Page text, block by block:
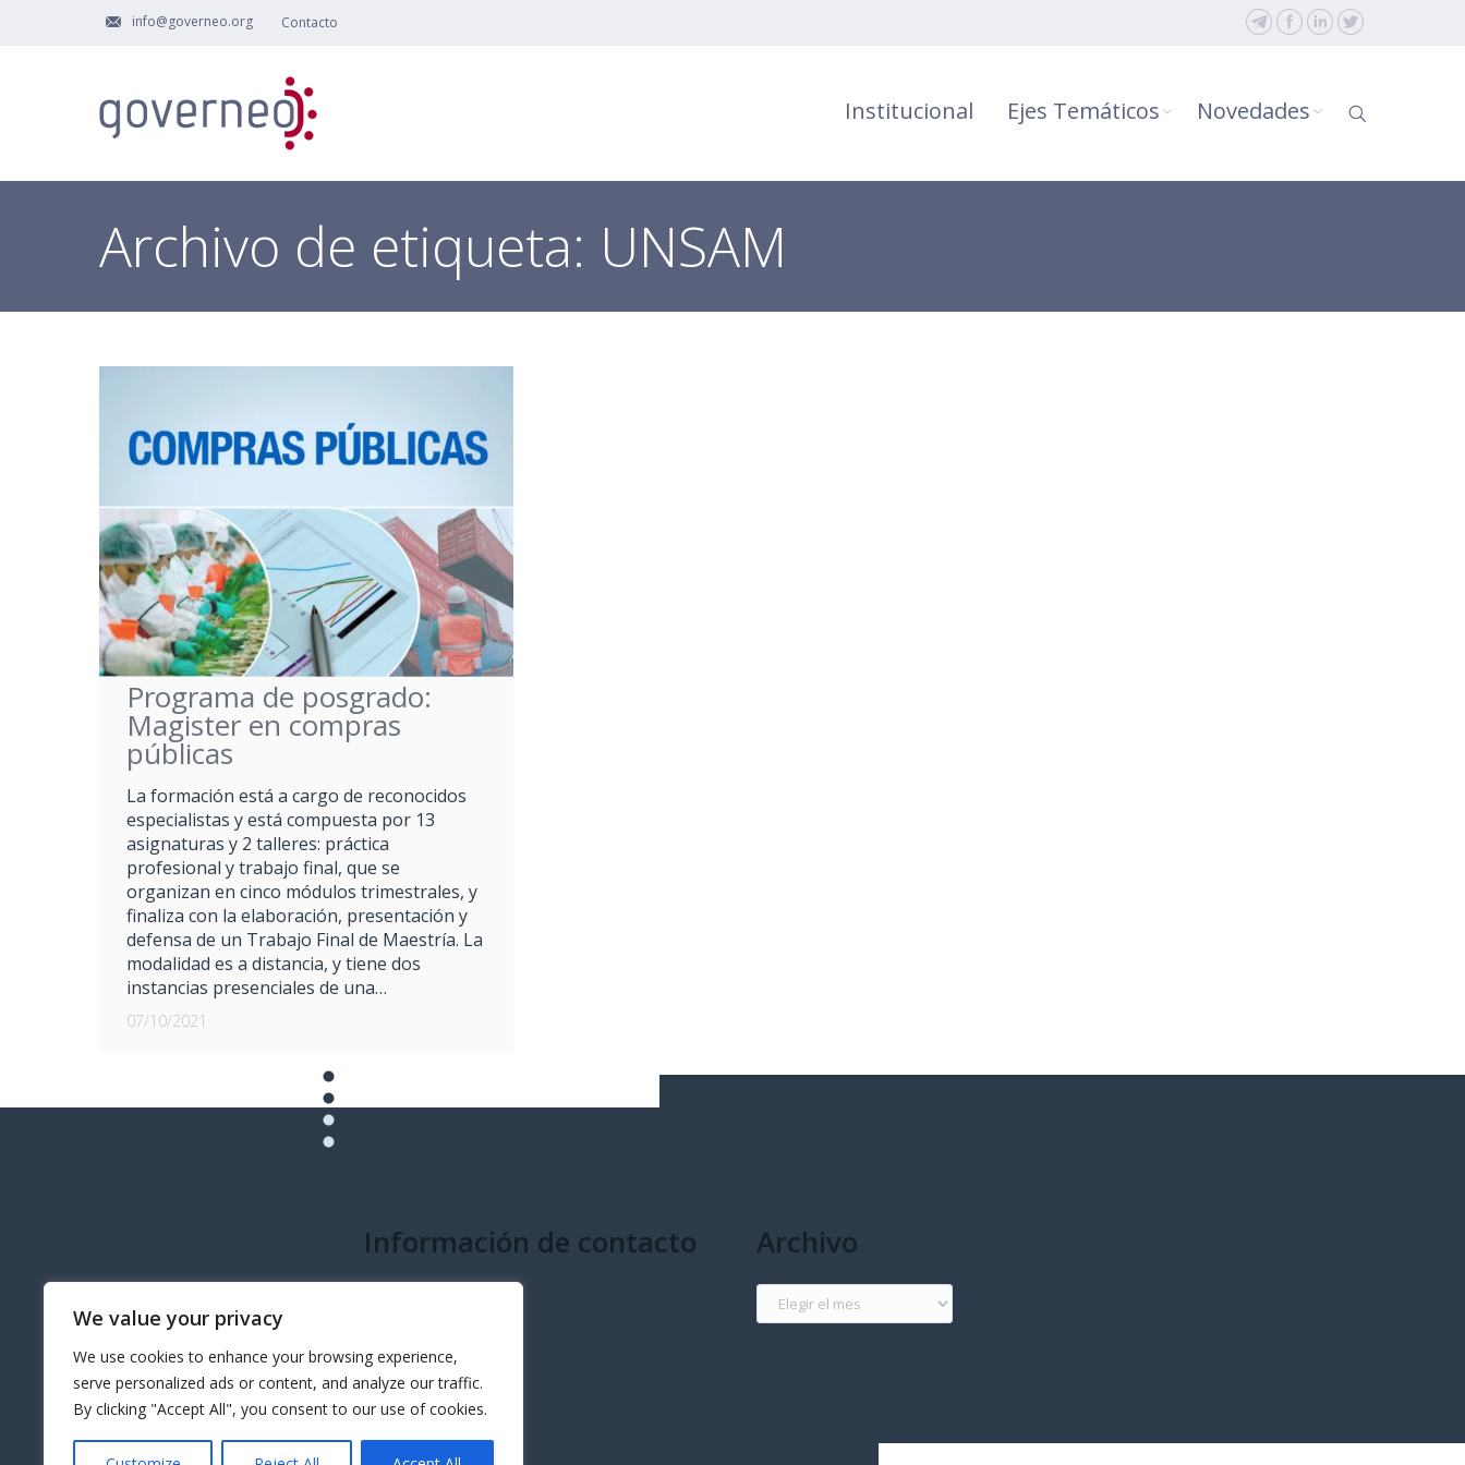
We value your privacy
We use cookies to enhance your browsing experience,
serve personalized ads or content, and analyze our traffic.
By clicking "Accept All", you consent to our use of cookies.
info@governeo.org Contacto
Institucional Ejes Temáticos Novedades
Archivo de etiqueta: UNSAM
Programa de posgrado:
Magister en compras
públicas
La formación está a cargo de reconocidos
especialistas y está compuesta por 13
asignaturas y 2 talleres: práctica
profesional y trabajo final, que se
organizan en cinco módulos trimestrales, y
finaliza con la elaboración, presentación y
defensa de un Trabajo Final de Maestría. La
modalidad es a distancia, y tiene dos
instancias presenciales de una…
07/10/2021
Información de contacto Archivo
Archivo